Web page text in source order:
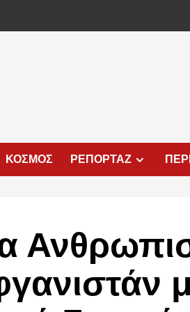
ΚΟΣΜΟΣ ΡΕΠΟΡΤΑΖ